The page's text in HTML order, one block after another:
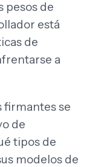
pesos de
está
de
a
firmantes se
de
tipos de
modelos de